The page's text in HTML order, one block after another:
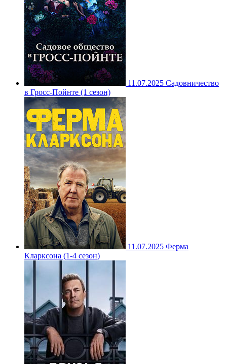
11.07.2025 Садовничество
в Гросс-Пойнте (1 сезон)
11.07.2025 Ферма
Кларксона (1-4 сезон)